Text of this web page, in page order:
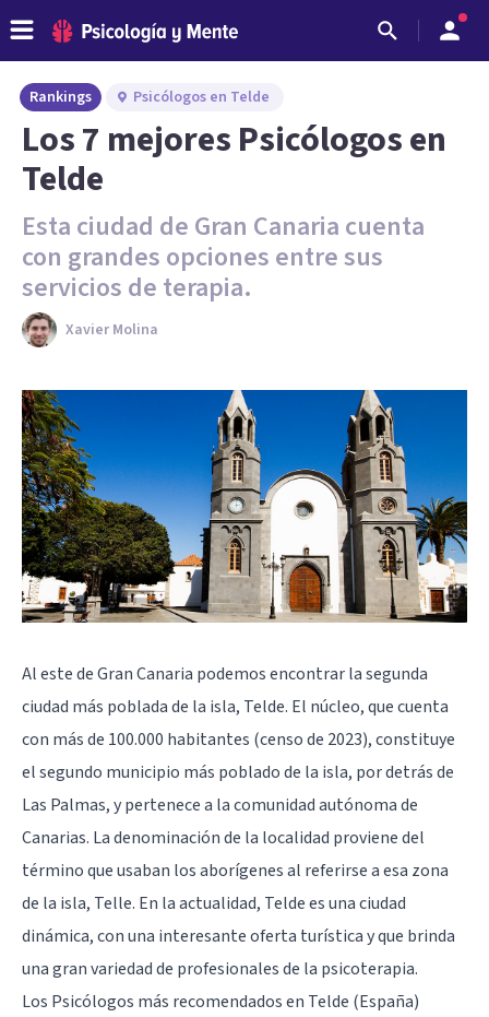
Rankings Psicólogos en Telde
Los 7 mejores Psicólogos en
Telde
Esta ciudad de Gran Canaria cuenta
con grandes opciones entre sus
servicios de terapia.
Xavier Molina
Al este de Gran Canaria podemos encontrar la segunda
ciudad más poblada de la isla, Telde. El núcleo, que cuenta
con más de 100.000 habitantes (censo de 2023), constituye
el segundo municipio más poblado de la isla, por detrás de
Las Palmas, y pertenece a la comunidad autónoma de
Canarias. La denominación de la localidad proviene del
término que usaban los aborígenes al referirse a esa zona
de la isla, Telle. En la actualidad, Telde es una ciudad
dinámica, con una interesante oferta turística y que brinda
una gran variedad de profesionales de la psicoterapia.
Los Psicólogos más recomendados en Telde (España)